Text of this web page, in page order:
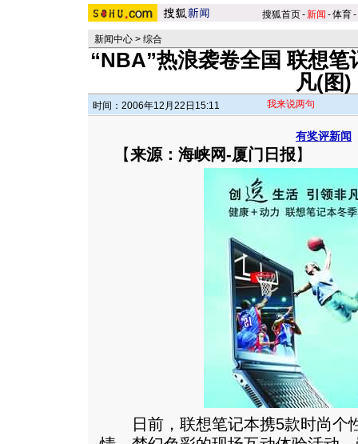
搜狐首页-新闻 -体育-
新闻中心 > 综合
“NBA”热浪袭卷全国 联想笔
凡(图)
时间：2006年12月22日15:11 我来说两句
有奖评新闻
【来源：海峡网-厦门日报】
日前，联想笔记本携5款时尚个